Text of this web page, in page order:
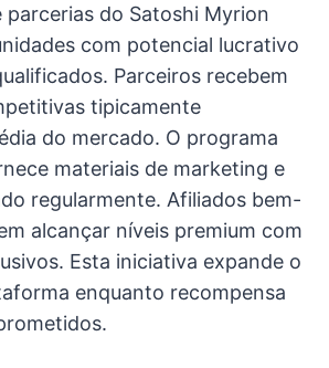
parcerias do Satoshi Myrion
com potencial lucrativo
Parceiros recebem
tipicamente
do mercado. O programa
materiais de marketing e
regularmente. Afiliados bem-
alcançar níveis premium com
Esta iniciativa expande o
enquanto recompensa